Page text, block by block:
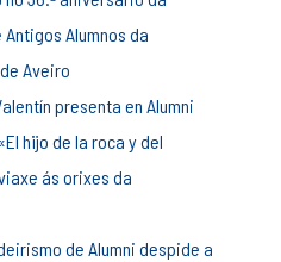
Alumnos da
Aveiro
presenta en Alumni
hijo de la roca y del
ás orixes da
de Alumni despide a